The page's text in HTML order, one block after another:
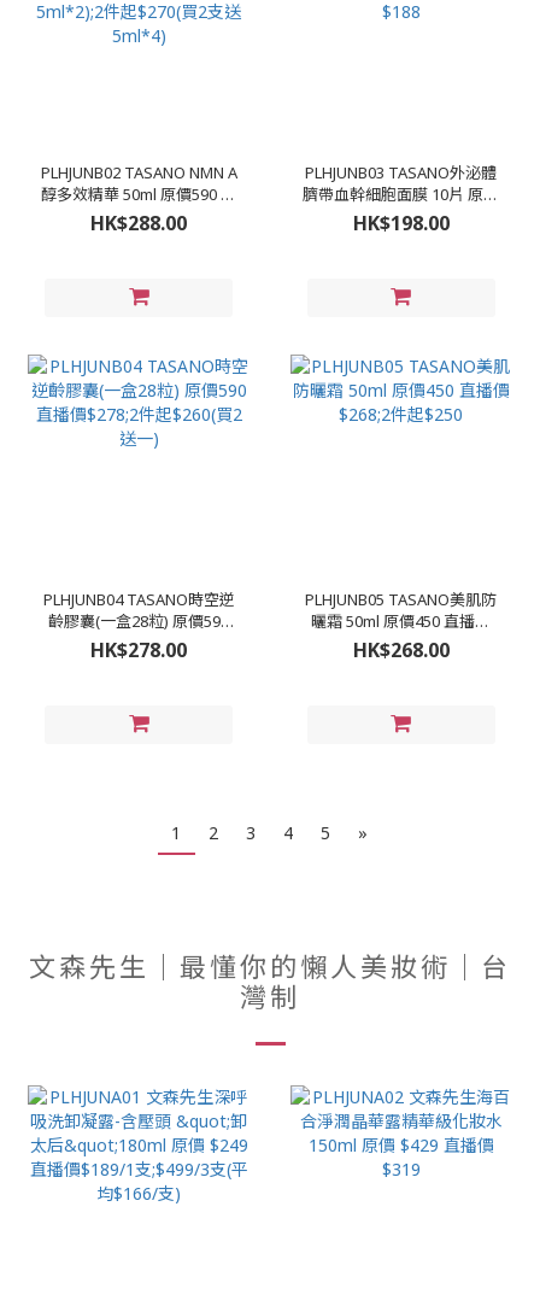
PLHJUNB02 TASANO NMN A
醇多效精華 50ml 原價590 直
播價$288(買1支送5ml*2);2
件起$270(買2支送5ml*4)
HK$288.00
PLHJUNB03 TASANO外泌體
臍帶血幹細胞面膜 10片 原價
680 直播價$198;2件起$188
HK$198.00
PLHJUNB04 TASANO時空逆
齡膠囊(一盒28粒) 原價590
直播價$278;2件起$260(買2
送一)
HK$278.00
PLHJUNB05 TASANO美肌防
曬霜 50ml 原價450 直播價
$268;2件起$250
HK$268.00
1 2 3 4 5 »
文森先生｜最懂你的懶人美妝術｜台
灣制